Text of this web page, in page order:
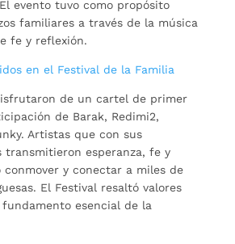
evento tuvo como propósito
familiares a través de la música
fe y reflexión.
en el Festival de la Familia
de un cartel de primer
de Barak, Redimi2,
Artistas que con sus
transmitieron esperanza, fe y
conmover y conectar a miles de
El Festival resaltó valores
esencial de la